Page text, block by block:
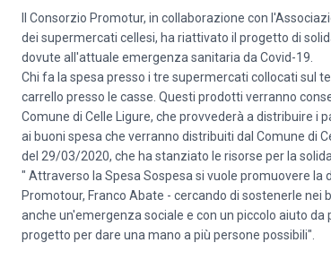
Il Consorzio Promotur, in collaborazione con
dei supermercati cellesi, ha riattivato il progetto di
dovute all'attuale emergenza sanitaria da Covid-19.
Chi fa la spesa presso i tre supermercati collocati sul
carrello presso le casse. Questi prodotti verranno
Comune di Celle Ligure, che provvederà a distribuire
ai buoni spesa che verranno distribuiti dal Comune di
del 29/03/2020, che ha stanziato le risorse per la
" Attraverso la Spesa Sospesa si vuole promuovere
Promotour, Franco Abate - cercando di sostenerle
anche un'emergenza sociale e con un piccolo aiuto
progetto per dare una mano a più persone possibili".